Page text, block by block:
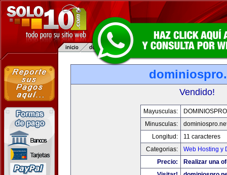
Vendido!
Mayusculas:
Minusculas:
Longitud:
11 caracteres
Categorias:
Web Hosting y
Precio:
Realizar una